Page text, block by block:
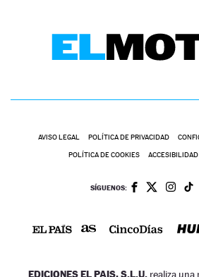
AVISO LEGAL POLÍTICA DE PRIVACIDAD
POLÍTICA DE COOKIES ACCESIBILIDAD
SÍGUENOS:
EDICIONES EL PAIS, S.L.U. realiza una